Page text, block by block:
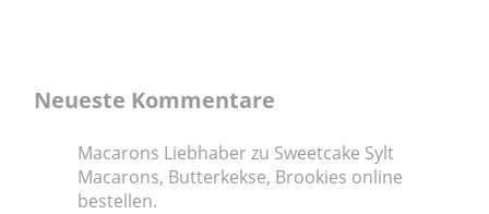
Neueste Kommentare
Macarons Liebhaber zu Sweetcake Sylt
Macarons, Butterkekse, Brookies online
bestellen.